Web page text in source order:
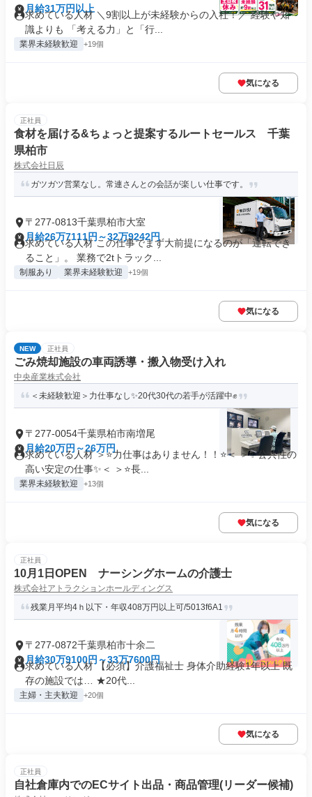
月給31万円以上
求めている人材 ＼9割以上が未経験からの入社！／ 経験や知
識よりも 「考える力」と「行...
業界未経験歓迎 +19個
気になる
正社員
食材を届ける&ちょっと提案するルートセールス 千葉
県柏市
株式会社日辰
ガツガツ営業なし。常連さんとの会話が楽しい仕事です。
〒277-0813千葉県柏市大室
月給26万7111円～32万9242円
求めている人材 この仕事でまず大前提になるのが「運転でき
ること」。 業務で2tトラック...
制服あり 業界未経験歓迎 +19個
気になる
NEW 正社員
ごみ焼却施設の車両誘導・搬入物受け入れ
中央産業株式会社
＜未経験歓迎＞力仕事なし✨20代30代の若手が活躍中✊
〒277-0054千葉県柏市南増尾
月給20万円～26万円
求めている人材 ＞⭐力仕事はありません！！⭐＜ ＞✨公共性の
高い安定の仕事✨＜ ＞⭐長...
業界未経験歓迎 +13個
気になる
正社員
10月1日OPEN ナーシングホームの介護士
株式会社アトラクションホールディングス
残業月平均4ｈ以下・年収408万円以上可/5013f6A1
〒277-0872千葉県柏市十余二
月給30万9100円～33万7600円
求めている人材 【必須】介護福祉士 身体介助経験1年以上 既
存の施設では… ★20代...
主婦・主夫歓迎 +20個
気になる
正社員
自社倉庫内でのECサイト出品・商品管理(リーダー候補)